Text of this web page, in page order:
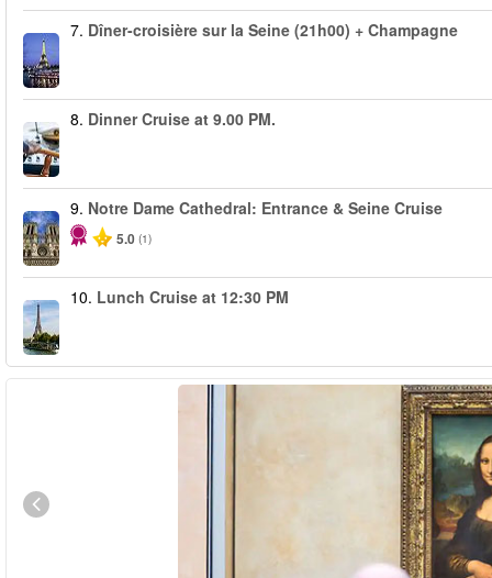
7. Dîner-croisière sur la Seine (21h00) + Champagne
8. Dinner Cruise at 9.00 PM.
9. Notre Dame Cathedral: Entrance & Seine Cruise
5.0 (1)
10. Lunch Cruise at 12:30 PM